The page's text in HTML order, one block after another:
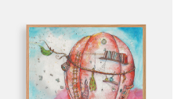
useampi
muunnelma.
tehdä